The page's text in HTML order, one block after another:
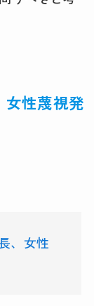
性蔑視発
、女性